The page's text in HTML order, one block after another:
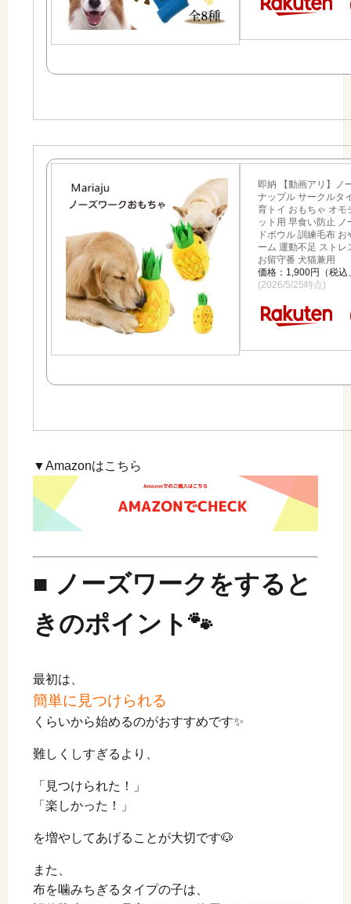
即納 【動画アリ】ノ
ナップル サークルタ
育トイ おもちゃ オモ
ット用 早食い防止 ノ
ドボウル 訓練毛布
ーム 運動不足 ストレ
お留守番 犬猫兼用
価格：1,900円（税込
(2026/5/25時点)
▼Amazonはこちら
■ ノーズワークをすると
きのポイント🐾
最初は、
簡単に見つけられる
くらいから始めるのがおすすめです✨
難しくしすぎるより、
「見つけられた！」
「楽しかった！」
を増やしてあげることが大切です🐶
また、
布を噛みちぎるタイプの子は、